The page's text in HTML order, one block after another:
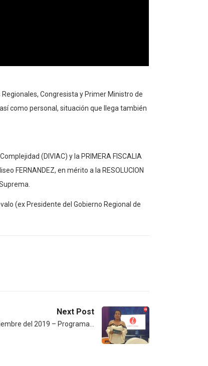
Congresista y Primer Ministro de
como personal, situación que llega también
(DIVIAC) y la PRIMERA FISCALIA
FERNANDEZ, en mérito a la RESOLUCION
(ex Presidente del Gobierno Regional de
Next Post
del 2019 – Programa…